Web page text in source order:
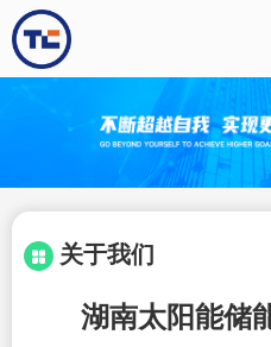
关于我们
湖南太阳能储